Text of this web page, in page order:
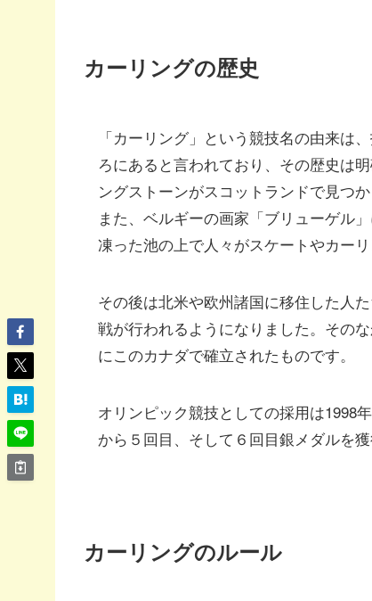
カーリングの歴史
「カーリング」という競技名の由来は
ろにあると言われており、その歴史は
ングストーンがスコットランドで見つか
また、ベルギーの画家「ブリューゲル
凍った池の上で人々がスケートやカー
その後は北米や欧州諸国に移住した人
戦が行われるようになりました。その
にこのカナダで確立されたものです。
オリンピック競技としての採用は1998
から５回目、そして６回目銀メダルを
カーリングのルール